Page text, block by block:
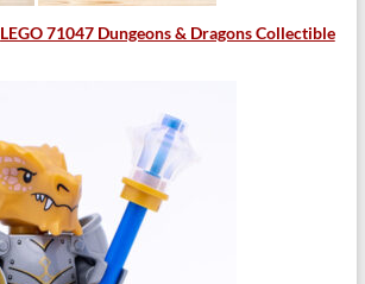
LEGO 71047 Dungeons & Dragons Collectible